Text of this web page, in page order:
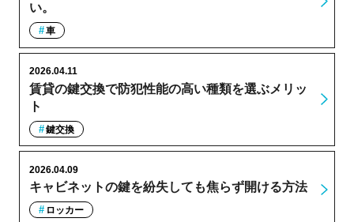
い。
車
賃貸の鍵交換で防犯性能の高い種類を選ぶメリッ
ト
2026.04.11
鍵交換
キャビネットの鍵を紛失しても焦らず開ける方法
2026.04.09
ロッカー